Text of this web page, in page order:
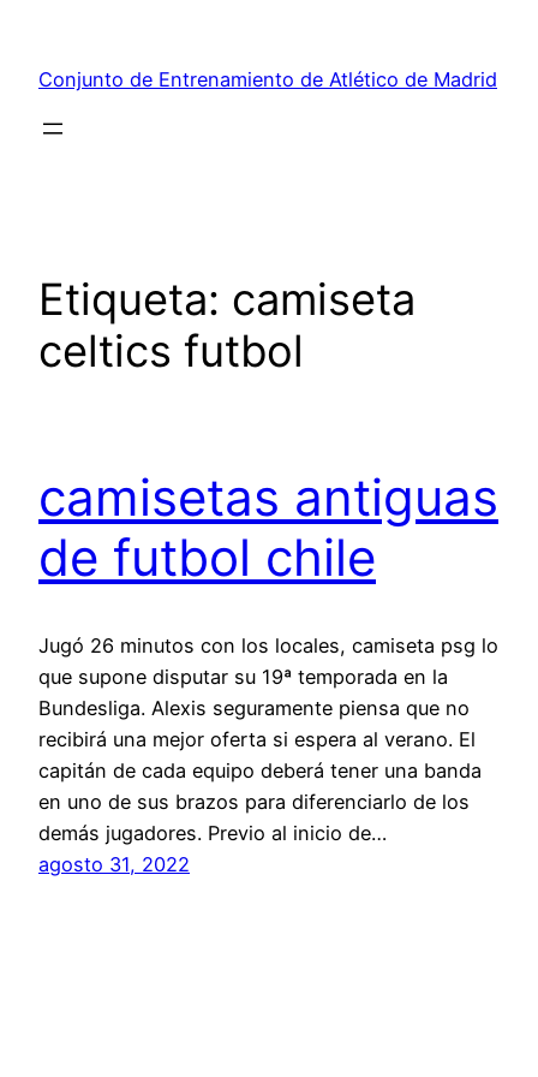
contenido
Conjunto de Entrenamiento de Atlético de Madrid
Etiqueta: camiseta
celtics futbol
camisetas antiguas
de futbol chile
Jugó 26 minutos con los locales, camiseta psg lo
que supone disputar su 19ª temporada en la
Bundesliga. Alexis seguramente piensa que no
recibirá una mejor oferta si espera al verano. El
capitán de cada equipo deberá tener una banda
en uno de sus brazos para diferenciarlo de los
demás jugadores. Previo al inicio de…
agosto 31, 2022